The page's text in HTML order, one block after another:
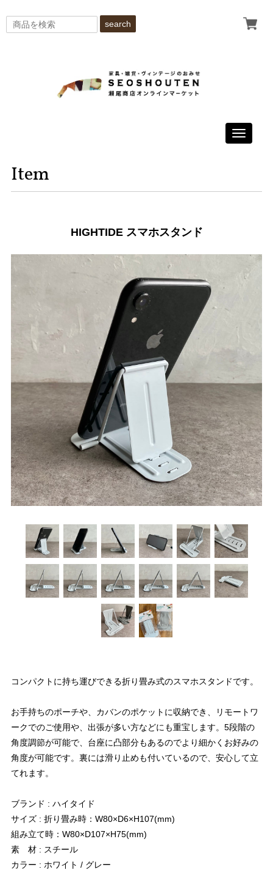
search
Toggle
Item
HIGHTIDE スマホスタンド
コンパクトに持ち運びできる折り畳み式のスマホスタンドです。
お手持ちのポーチや、カバンのポケットに収納でき、リモートワ
ークでのご使用や、出張が多い方などにも重宝します。5段階の
角度調節が可能で、台座に凸部分もあるのでより細かくお好みの
角度が可能です。裏には滑り止めも付いているので、安心して立
てれます。
ブランド : ハイタイド
サイズ : 折り畳み時：W80×D6×H107(mm)
組み立て時：W80×D107×H75(mm)
素 材 : スチール
カラー : ホワイト / グレー